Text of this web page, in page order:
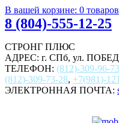
В вашей корзине: 0 товаров
8 (804)-555-12-25
СТРОНГ ПЛЮС
АДРЕС: г. СПб, ул.
ТЕЛЕФОН: (812)-309-96-73
(812)-309-73-28, +7(981)-
ЭЛЕКТРОННАЯ ПОЧТА: